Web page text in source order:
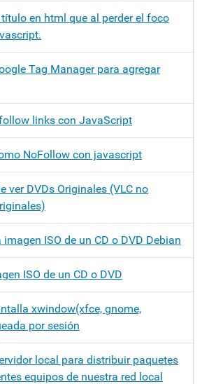
en html que al perder el foco
Tag Manager para agregar
links con JavaScript
NoFollow con javascript
ver DVDs Originales (VLC no
ISO de un CD o DVD Debian
ISO de un CD o DVD
xwindow(xfce, gnome,
por sesión
local para distribuir paquetes
equipos de nuestra red local